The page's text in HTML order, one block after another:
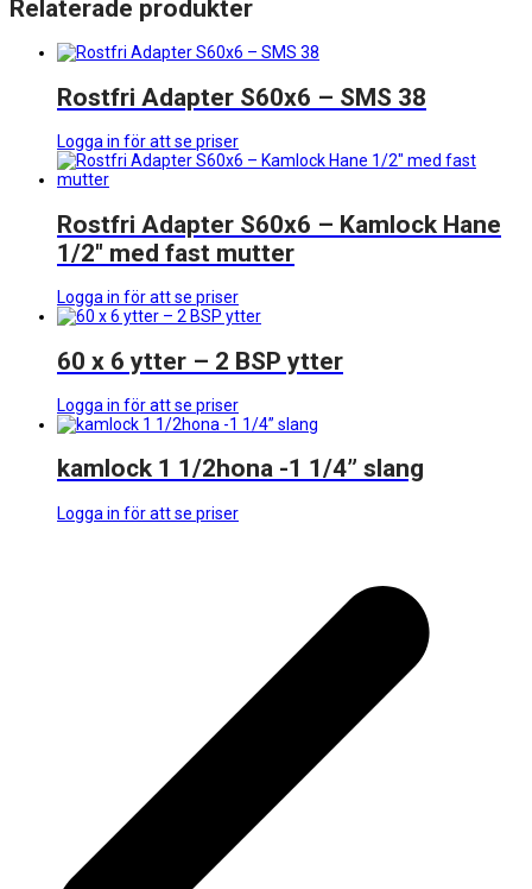
Relaterade produkter
Rostfri Adapter S60x6 – SMS 38
Logga in för att se priser
Rostfri Adapter S60x6 – Kamlock Hane
1/2″ med fast mutter
Logga in för att se priser
60 x 6 ytter – 2 BSP ytter
Logga in för att se priser
kamlock 1 1/2hona -1 1/4” slang
Logga in för att se priser